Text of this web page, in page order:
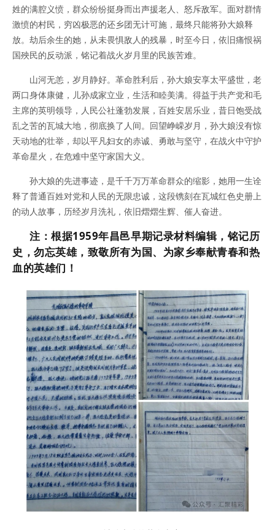
姓的满腔义愤，群众纷纷挺身而出声援老人、怒斥敌军。面对群情
激愤的村民，穷凶极恶的还乡团无计可施，最终只能将孙大娘释
放。劫后余生的她，从未畏惧敌人的残暴，时至今日，依旧痛恨祸
国殃民的反动派，铭记着战火岁月里的民族苦难。
山河无恙，岁月静好。革命胜利后，孙大娘安享太平盛世，老
两口身体康健，儿孙成家立业，生活和睦美满。得益于共产党和毛
主席的英明领导，人民公社蓬勃发展，百姓安居乐业，昔日饱受战
乱之苦的瓦城大地，彻底换了人间。回望峥嵘岁月，孙大娘没有惊
天动地的壮举，却以平凡妇女的赤诚、勇敢与坚守，在战火中守护
革命星火，在危难中坚守家国大义。
孙大娘的先进事迹，是千千万万革命群众的缩影，她用一生诠
释了普通百姓对党和人民的无限忠诚，这段镌刻在瓦城红色史册上
的动人故事，历经岁月洗礼，依旧熠熠生辉、催人奋进。
注：根据1959年昌邑早期记录材料编辑，铭记历
史，勿忘英雄，致敬所有为国、为家乡奉献青春和热
血的英雄们！